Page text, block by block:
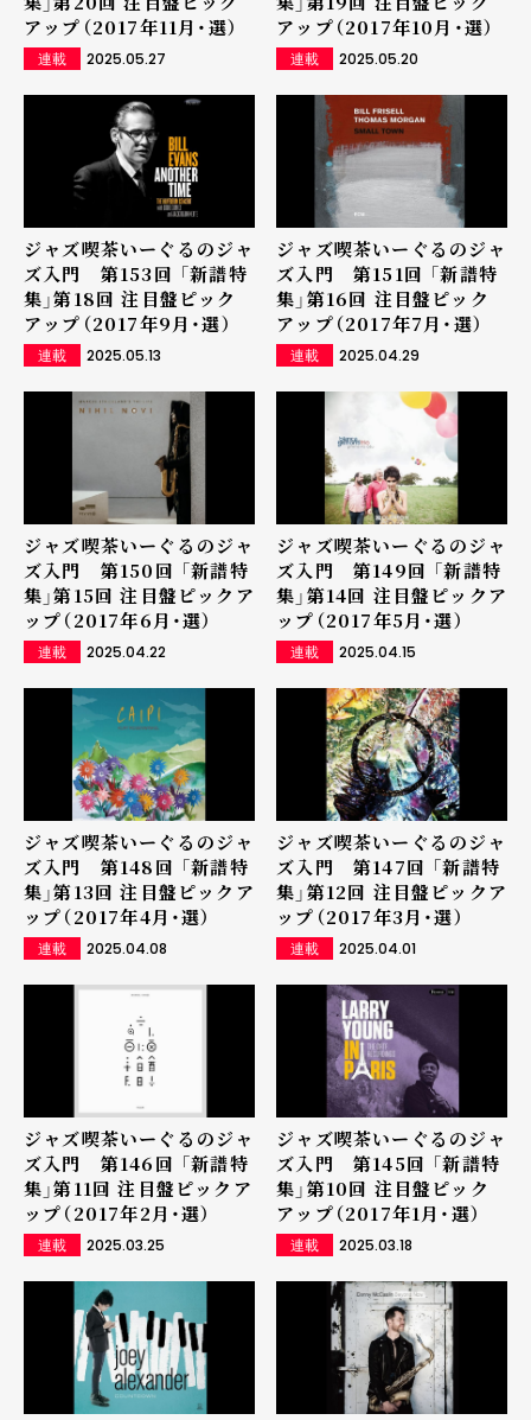
アップ（2017年11月・選）
連載 2025.05.27
アップ（2017年10月・選）
連載 2025.05.20
ジャズ喫茶いーぐるのジャ
ズ入門 第153回 「新譜特
集」第18回 注目盤ピック
アップ（2017年9月・選）
連載 2025.05.13
ジャズ喫茶いーぐるのジャ
ズ入門 第151回 「新譜特
集」第16回 注目盤ピック
アップ（2017年7月・選）
連載 2025.04.29
ジャズ喫茶いーぐるのジャ
ズ入門 第150回 「新譜特
集」第15回 注目盤ピックア
ップ（2017年6月・選）
連載 2025.04.22
ジャズ喫茶いーぐるのジャ
ズ入門 第149回 「新譜特
集」第14回 注目盤ピックア
ップ（2017年5月・選）
連載 2025.04.15
ジャズ喫茶いーぐるのジャ
ズ入門 第148回 「新譜特
集」第13回 注目盤ピックア
ップ（2017年4月・選）
連載 2025.04.08
ジャズ喫茶いーぐるのジャ
ズ入門 第147回 「新譜特
集」第12回 注目盤ピックア
ップ（2017年3月・選）
連載 2025.04.01
ジャズ喫茶いーぐるのジャ
ズ入門 第146回 「新譜特
集」第11回 注目盤ピックア
ップ（2017年2月・選）
連載 2025.03.25
ジャズ喫茶いーぐるのジャ
ズ入門 第145回 「新譜特
集」第10回 注目盤ピック
アップ（2017年1月・選）
連載 2025.03.18